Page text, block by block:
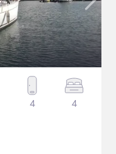
4 4